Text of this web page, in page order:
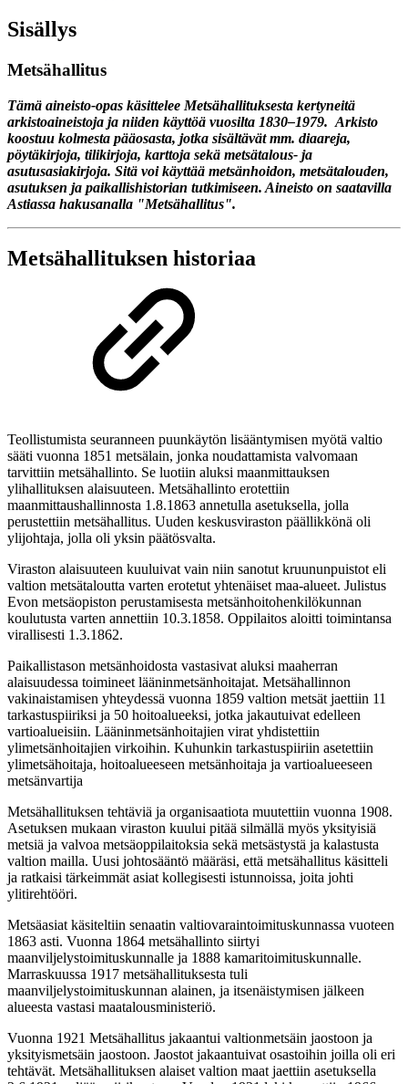
Sisällys
Metsähallitus
Tämä aineisto-opas käsittelee Metsähallituksesta kertyneitä
arkistoaineistoja ja niiden käyttöä vuosilta 1830–1979. Arkisto
koostuu kolmesta pääosasta, jotka sisältävät mm. diaareja,
pöytäkirjoja, tilikirjoja, karttoja sekä metsätalous- ja
asutusasiakirjoja. Sitä voi käyttää metsänhoidon, metsätalouden,
asutuksen ja paikallishistorian tutkimiseen. Aineisto on saatavilla
Astiassa hakusanalla "Metsähallitus".
Metsähallituksen historiaa
Teollistumista seuranneen puunkäytön lisääntymisen myötä valtio
sääti vuonna 1851 metsälain, jonka noudattamista valvomaan
tarvittiin metsähallinto. Se luotiin aluksi maanmittauksen
ylihallituksen alaisuuteen. Metsähallinto erotettiin
maanmittaushallinnosta 1.8.1863 annetulla asetuksella, jolla
perustettiin metsähallitus. Uuden keskusviraston päällikkönä oli
ylijohtaja, jolla oli yksin päätösvalta.
Viraston alaisuuteen kuuluivat vain niin sanotut kruununpuistot eli
valtion metsätaloutta varten erotetut yhtenäiset maa-alueet. Julistus
Evon metsäopiston perustamisesta metsänhoitohenkilökunnan
koulutusta varten annettiin 10.3.1858. Oppilaitos aloitti toimintansa
virallisesti 1.3.1862.
Paikallistason metsänhoidosta vastasivat aluksi maaherran
alaisuudessa toimineet lääninmetsänhoitajat. Metsähallinnon
vakinaistamisen yhteydessä vuonna 1859 valtion metsät jaettiin 11
tarkastuspiiriksi ja 50 hoitoalueeksi, jotka jakautuivat edelleen
vartioalueisiin. Lääninmetsänhoitajien virat yhdistettiin
ylimetsänhoitajien virkoihin. Kuhunkin tarkastuspiiriin asetettiin
ylimetsähoitaja, hoitoalueeseen metsänhoitaja ja vartioalueeseen
metsänvartija
Metsähallituksen tehtäviä ja organisaatiota muutettiin vuonna 1908.
Asetuksen mukaan viraston kuului pitää silmällä myös yksityisiä
metsiä ja valvoa metsäoppilaitoksia sekä metsästystä ja kalastusta
valtion mailla. Uusi johtosääntö määräsi, että metsähallitus käsitteli
ja ratkaisi tärkeimmät asiat kollegisesti istunnoissa, joita johti
ylitirehtööri.
Metsäasiat käsiteltiin senaatin valtiovaraintoimituskunnassa vuoteen
1863 asti. Vuonna 1864 metsähallinto siirtyi
maanviljelystoimituskunnalle ja 1888 kamaritoimituskunnalle.
Marraskuussa 1917 metsähallituksesta tuli
maanviljelystoimituskunnan alainen, ja itsenäistymisen jälkeen
alueesta vastasi maatalousministeriö.
Vuonna 1921 Metsähallitus jakaantui valtionmetsäin jaostoon ja
yksityismetsäin jaostoon. Jaostot jakaantuivat osastoihin joilla oli eri
tehtävät. Metsähallituksen alaiset valtion maat jaettiin asetuksella